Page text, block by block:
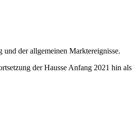
der allgemeinen Marktereignisse.
der Hausse Anfang 2021 hin als